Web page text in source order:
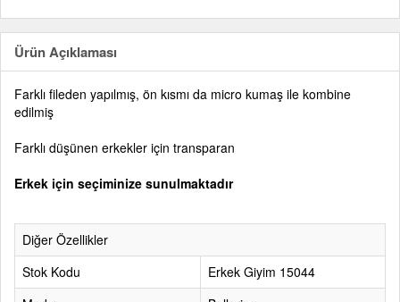
Ürün Açıklaması
Farklı fileden yapılmış, ön kısmı da micro kumaş ile kombine
edilmiş
Farklı düşünen erkekler için transparan
Erkek için seçiminize sunulmaktadır
Diğer Özellikler
Stok Kodu
Erkek Giyim 15044